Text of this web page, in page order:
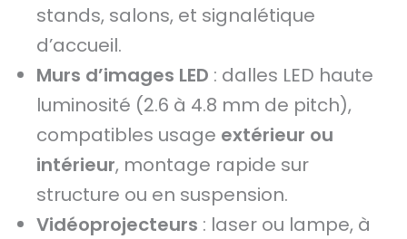
stands, salons, et signalétique
d’accueil.
Murs d’images LED : dalles LED haute
luminosité (2.6 à 4.8 mm de pitch),
compatibles usage extérieur ou
intérieur, montage rapide sur
structure ou en suspension.
Vidéoprojecteurs : laser ou lampe, à